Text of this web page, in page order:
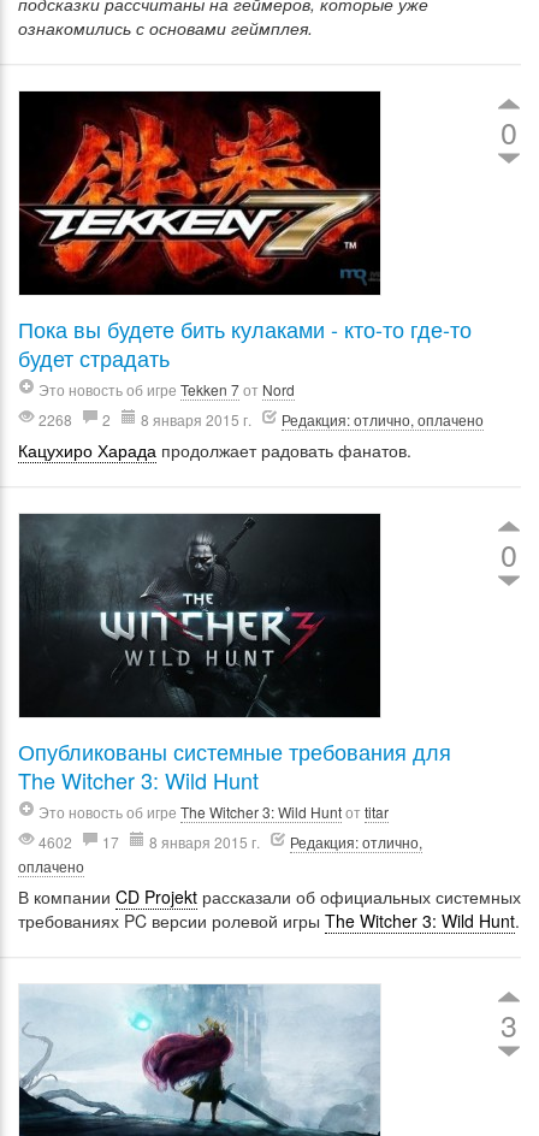
ознакомились с основами геймплея.
0
Пока вы будете бить кулаками - кто-то где-то
будет страдать
Это новость об игре Tekken 7от Nord
2268
2 8 января 2015 г. Редакция: отлично, оплачено
Кацухиро Харада продолжает радовать фанатов.
0
Опубликованы системные требования для
The Witcher 3: Wild Hunt
Это новость об игре The Witcher 3: Wild Huntотtitar
4602
17 8 января 2015 г.
Редакция: отлично,
оплачено
В компании CD Projekt рассказали об официальных системных
требованиях PC версии ролевой игры The Witcher 3: Wild Hunt.
3